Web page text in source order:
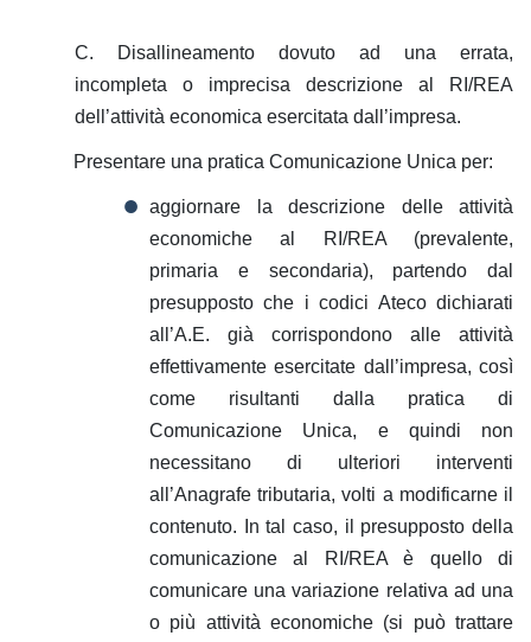
C. Disallineamento dovuto ad una errata,
incompleta o imprecisa descrizione al RI/REA
dell’attività economica esercitata dall’impresa.
Presentare una pratica Comunicazione Unica per:
aggiornare la descrizione delle attività
economiche al RI/REA (prevalente,
primaria e secondaria), partendo dal
presupposto che i codici Ateco dichiarati
all’A.E. già corrispondono alle attività
effettivamente esercitate dall’impresa, così
come risultanti dalla pratica di
Comunicazione Unica, e quindi non
necessitano di ulteriori interventi
all’Anagrafe tributaria, volti a modificarne il
contenuto. In tal caso, il presupposto della
comunicazione al RI/REA è quello di
comunicare una variazione relativa ad una
o più attività economiche (si può trattare